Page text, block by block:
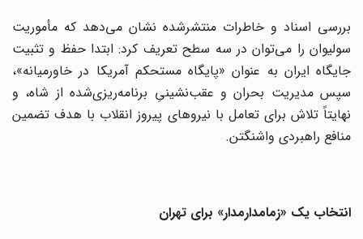
بررسی اسناد و خاطرات منتشرشده نشان می‌دهد که مأموریت
سولیوان را می‌توان در سه سطح تعریف کرد: ابتدا حفظ و تثبیت
جایگاه ایران به عنوان «پایگاه مستحکم آمریکا در خاورمیانه»،
سپس مدیریت بحران و عقب‌نشینیِ برنامه‌ریزی‌شده از شاه، و
نهایتاً تلاش برای تعامل با نیروهای پیروز انقلاب با هدف تضمین
منافع راهبردی واشنگتن.
انتخاب یک «زمامدارمدار» برای تهران